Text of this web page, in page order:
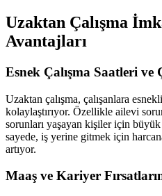
Uzaktan Çalışma
Avantajları
Esnek Çalışma Saatleri ve
Uzaktan çalışma, çalışanlara
kolaylaştırıyor. Özellikle ailevi
sorunları yaşayan kişiler için
sayede, iş yerine gitmek için
artıyor.
Maaş ve Kariyer